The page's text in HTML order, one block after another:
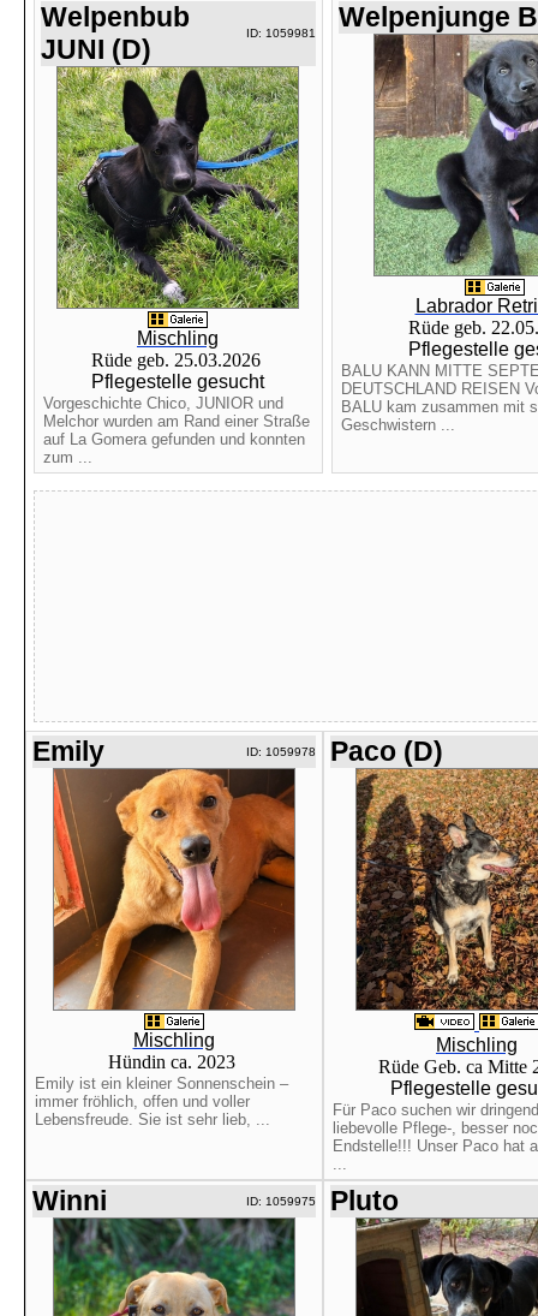
Welpenbub
JUNI (D)
ID: 1059981
Mischling
Rüde geb. 25.03.2026
Pflegestelle gesucht
Vorgeschichte Chico, JUNIOR und
Melchor wurden am Rand einer Straße
auf La Gomera gefunden und konnten
zum ...
Welpenjunge
Labrador
Rüde geb.
Pflegestelle
BALU KANN MITTE
DEUTSCHLAND REISEN
BALU kam zusammen mit
Geschwistern ...
Emily ID: 1059978
Mischling
Hündin ca. 2023
Emily ist ein kleiner Sonnenschein –
immer fröhlich, offen und voller
Lebensfreude. Sie ist sehr lieb, ...
Paco (D)
Mischling
Rüde Geb. ca Mitte
Pflegestelle
Für Paco suchen wir
liebevolle Pflege-, besser
Endstelle!!! Unser Paco hat
...
Winni ID: 1059975 Pluto